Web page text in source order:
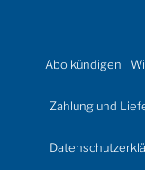
Abo kündigen
Zahlung und